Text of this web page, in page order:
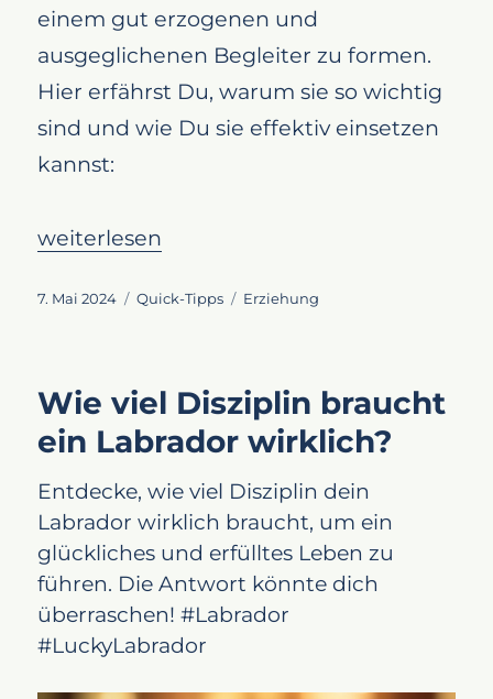
einem gut erzogenen und
ausgeglichenen Begleiter zu formen.
Hier erfährst Du, warum sie so wichtig
sind und wie Du sie effektiv einsetzen
kannst:
„Geduld und Konsequenz: Schlüssel zur
weiterlesen
Veröffentlicht
7. Mai 2024 Kategorien
Quick-Tipps Schlagwörter
Erziehung
Wie viel Disziplin braucht
ein Labrador wirklich?
Entdecke, wie viel Disziplin dein
Labrador wirklich braucht, um ein
glückliches und erfülltes Leben zu
führen. Die Antwort könnte dich
überraschen! #Labrador
#LuckyLabrador